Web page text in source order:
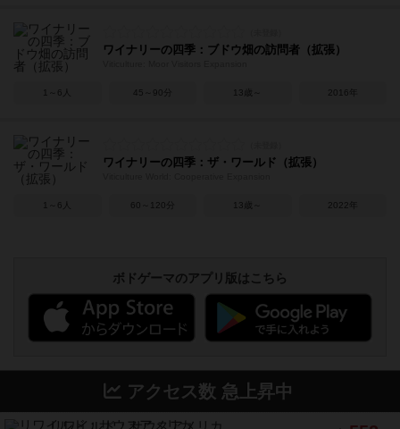
ワイナリーの四季：ブドウ畑の訪問者（拡張）
1～6人 45～90分 13歳～ 2016年
ワイナリーの四季：ザ・ワールド（拡張）
1～6人 60～120分 13歳～ 2022年
ボドゲーマのアプリ版はこちら
アクセス数 急上昇中